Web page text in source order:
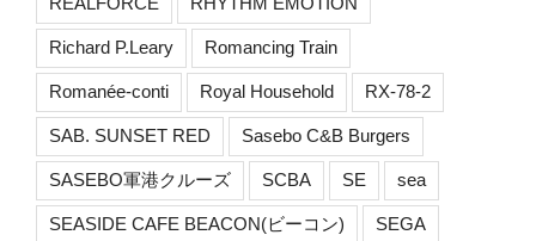
Richard P.Leary Romancing Train
Romanée-conti Royal Household RX-78-2
SAB. SUNSET RED Sasebo C&B Burgers
SASEBO軍港クルーズ SCBA SE sea
SEASIDE CAFE BEACON(ビーコン) SEGA